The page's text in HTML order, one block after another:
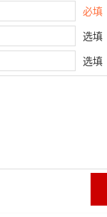
必填
选填
选填